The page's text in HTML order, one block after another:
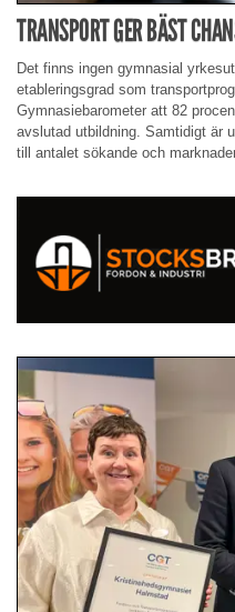
TRANSPORT GER BÄST
Det finns ingen gymnasial
etableringsgrad som
Gymnasiebarometer att 82
avslutad utbildning. Samtidigt är
till antalet sökande och